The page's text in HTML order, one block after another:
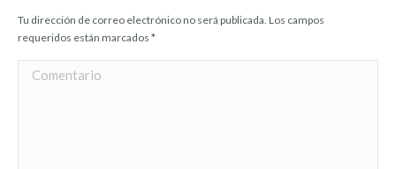
Tu dirección de correo electrónico no será publicada. Los campos
requeridos están marcados *
Comentario